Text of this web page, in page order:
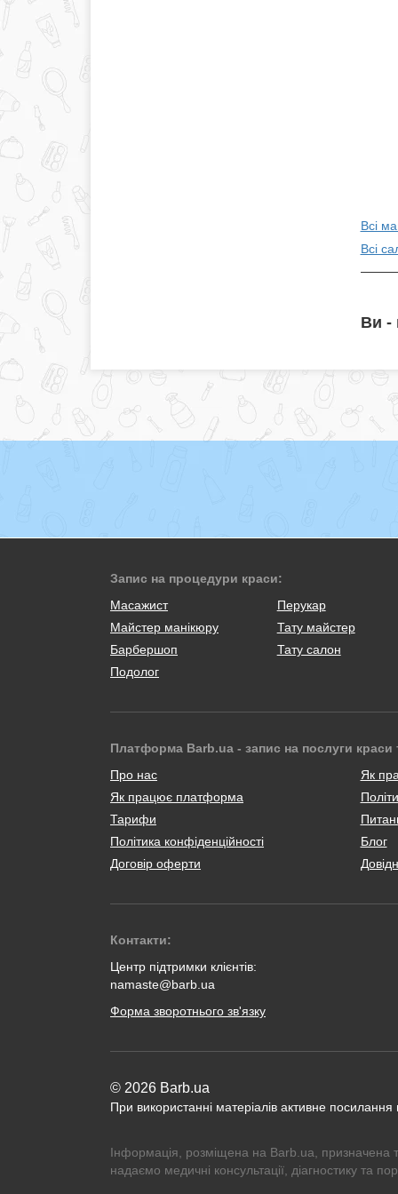
Всі
Всі
Ви -
Запис на процедури краси:
Масажист
Перукар
Майстер манікюру
Тату майстер
Барбершоп
Тату салон
Подолог
Платформа Barb.ua - запис на послуги краси
Про нас
Як працює платформа
Тарифи
Політика конфіденційності
Договір оферти
Як
Блог
Контакти:
Центр підтримки клієнтів:
namaste@barb.ua
Форма зворотнього зв'язку
© 2026 Barb.ua
При використанні матеріалів активне
Інформація, розміщена на Barb.ua, призначена
надаємо медичні консультації, діагностику та